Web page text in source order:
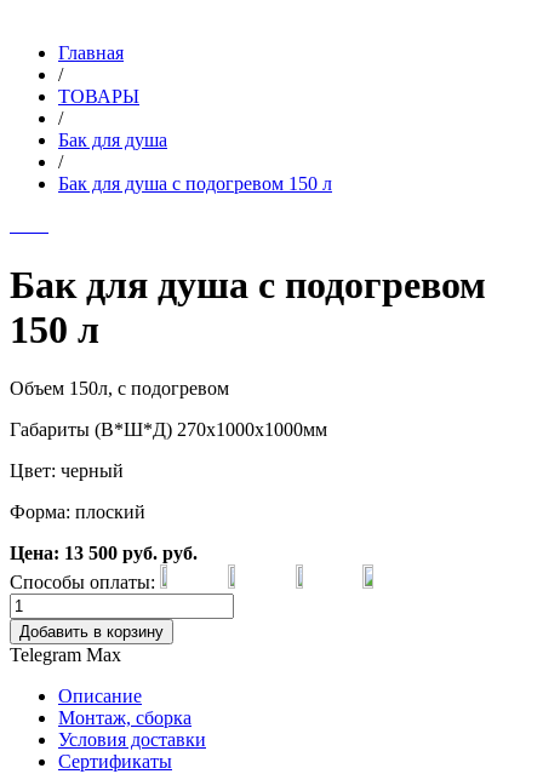
Главная
/
ТОВАРЫ
/
Бак для душа
/
Бак для душа с подогревом 150 л
Бак для душа с подогревом
150 л
Объем 150л, с подогревом
Габариты (В*Ш*Д) 270х1000х1000мм
Цвет: черный
Форма: плоский
Цена: 13 500 руб. руб.
Способы оплаты:
Добавить в корзину
Telegram Max
Описание
Монтаж, сборка
Условия доставки
Сертификаты